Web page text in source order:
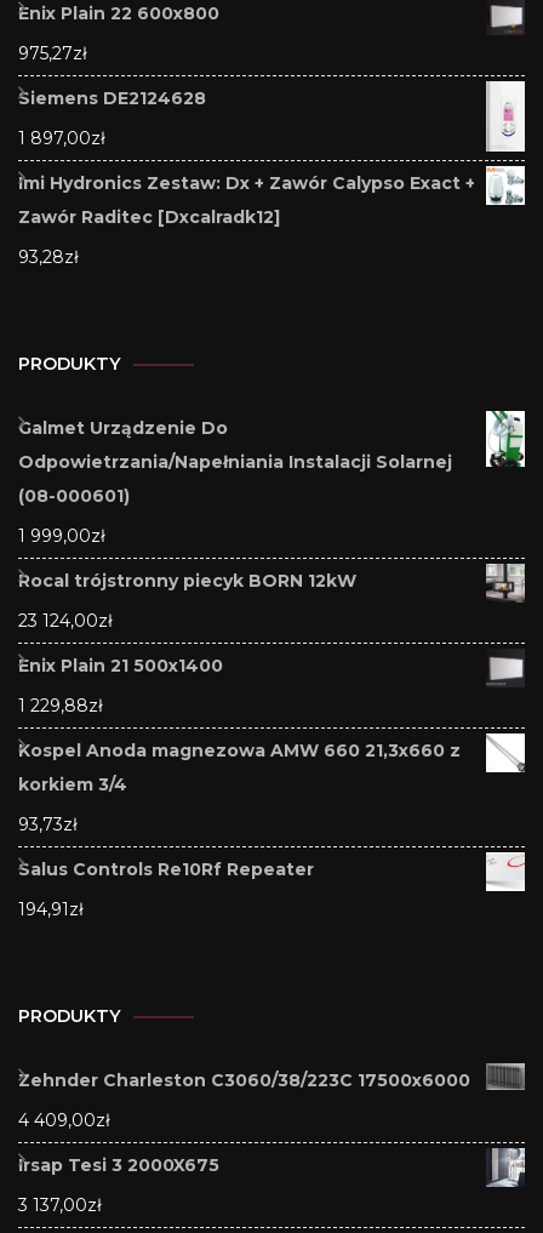
Enix Plain 22 600x800
975,27zł
Siemens DE2124628
1 897,00zł
Imi Hydronics Zestaw: Dx + Zawór Calypso Exact +
Zawór Raditec [Dxcalradk12]
93,28zł
PRODUKTY
Galmet Urządzenie Do
Odpowietrzania/Napełniania Instalacji Solarnej
(08-000601)
1 999,00zł
Rocal trójstronny piecyk BORN 12kW
23 124,00zł
Enix Plain 21 500x1400
1 229,88zł
Kospel Anoda magnezowa AMW 660 21,3x660 z
korkiem 3/4
93,73zł
Salus Controls Re10Rf Repeater
194,91zł
PRODUKTY
Zehnder Charleston C3060/38/223C 17500x6000
4 409,00zł
Irsap Tesi 3 2000X675
3 137,00zł